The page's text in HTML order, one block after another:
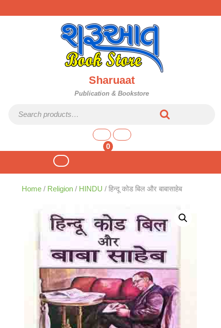
to
Sharuaat
Publication & Bookstore
0
shopping
Open
Button
Home / Religion / HINDU / हिन्दू कोड बिल और बाबासाहेब